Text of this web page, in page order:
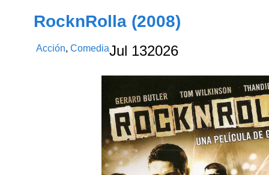
RocknRolla (2008)
Acción,ComediaJul 132026